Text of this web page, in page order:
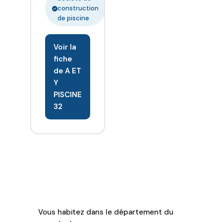
pour
concrétiser
de piscine
de rêve.
construction
de piscine
Voir la
fiche
de A ET
Y
PISCINE
32
Vous habitez dans le département du